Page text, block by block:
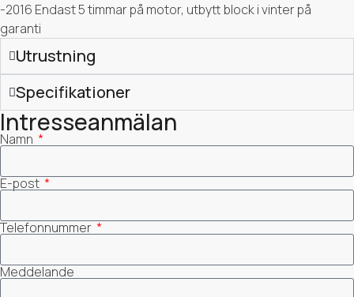
-2016 Endast 5 timmar på motor, utbytt block i vinter på
garanti
Utrustning
Specifikationer
Intresseanmälan
Namn
E-post
Telefonnummer
Meddelande